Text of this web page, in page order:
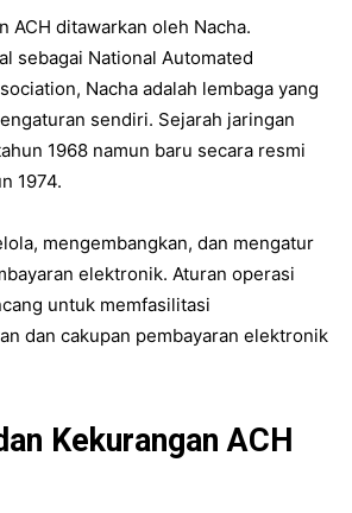
ACH ditawarkan oleh Nacha.
sebagai National Automated
Nacha adalah lembaga yang
sendiri. Sejarah jaringan
1968 namun baru secara resmi
1974.
mengembangkan, dan mengatur
elektronik. Aturan operasi
untuk memfasilitasi
dan cakupan pembayaran elektronik
Kekurangan ACH